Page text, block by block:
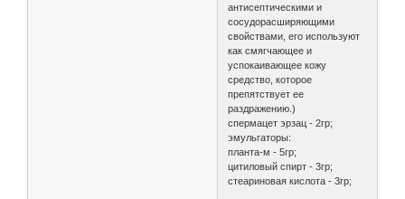
антисептическими и
сосудорасширяющими
свойствами, его используют
как смягчающее и
успокаивающее кожу
средство, которое
препятствует ее
раздражению.)
спермацет эрзац - 2гр;
эмульгаторы:
планта-м - 5гр;
цитиловый спирт - 3гр;
стеариновая кислота - 3гр;